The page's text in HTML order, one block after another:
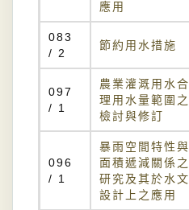
應用
083
/ 2
節約用水措施
097
/ 1
農業灌溉用水合
理用水量範圍之
檢討與修訂
096
/ 1
暴雨空間特性與
面積遞減關係之
研究及其於水文
設計上之應用